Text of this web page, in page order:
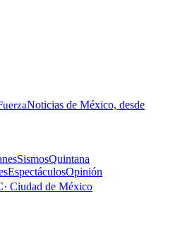
Noticias de México, desde
SismosQuintana
EspectáculosOpinión
· Ciudad de México